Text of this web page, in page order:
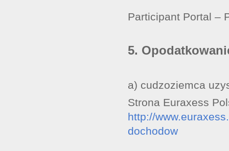
Participant Portal –
5.
a) cudzoziemca
Strona Euraxess
http://
dochodow